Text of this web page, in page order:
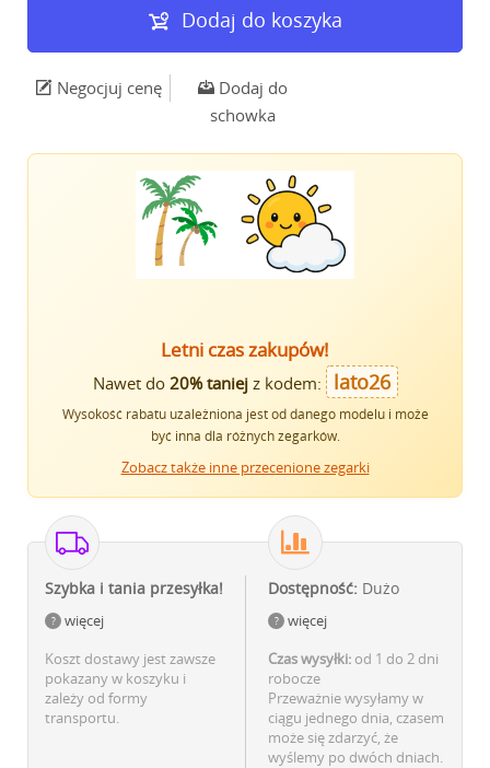
Dodaj do koszyka
Negocjuj cenę
Dodaj do
schowka
Letni czas zakupów!
Nawet do 20% taniejz kodem: lato26
Wysokość rabatu uzależniona jest od danego modelu i może
być inna dla różnych zegarków.
Zobacz także inne przecenione zegarki
Szybka i tania przesyłka!
więcej
Koszt dostawy jest zawsze
pokazany w koszyku i
zależy od formy
transportu.
Dostępność: Dużo
więcej
Czas wysyłki: od 1 do 2 dni
robocze
Przeważnie wysyłamy w
ciągu jednego dnia, czasem
może się zdarzyć, że
wyślemy po dwóch dniach.